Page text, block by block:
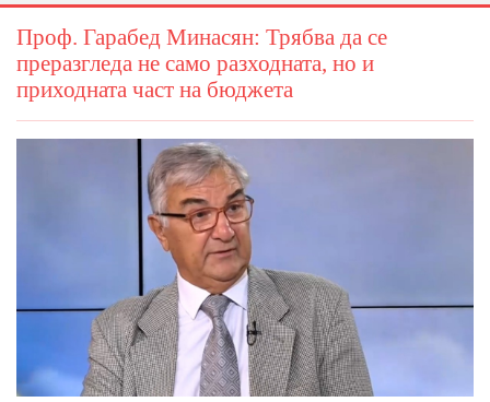
Проф. Гарабед Минасян: Трябва да се
преразгледа не само разходната, но и
приходната част на бюджета